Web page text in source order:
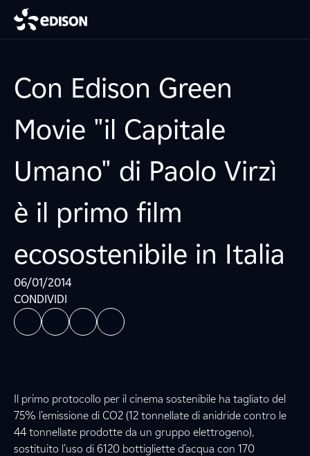
Con Edison Green
Movie "il Capitale
Umano" di Paolo Virzì
è il primo film
ecosostenibile in Italia
06/01/2014
CONDIVIDI
Il primo protocollo per il cinema sostenibile ha tagliato del
75% l’emissione di CO2 (12 tonnellate di anidride contro le
44 tonnellate prodotte da un gruppo elettrogeno),
sostituito l’uso di 6120 bottigliette d’acqua con 170